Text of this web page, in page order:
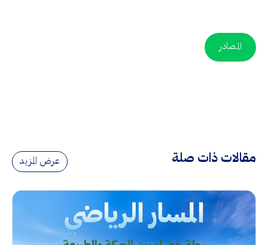
المصادر
مقالات ذات صلة عرض المزيد